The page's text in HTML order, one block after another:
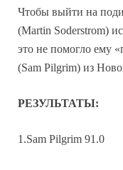
Чтобы выйти на
(Martin Soderstrom)
это не помогло ему
(Sam Pilgrim) из
РЕЗУЛЬТАТЫ:
1.Sam Pilgrim 91.0